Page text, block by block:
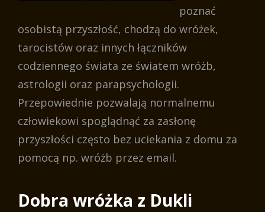
poznać
osobistą przyszłość, chodzą do wróżek,
tarocistów oraz innych łączników
codziennego świata ze światem wróżb,
astrologii oraz parapsychologii.
Przepowiednie pozwalają normalnemu
człowiekowi spoglądnąć za zasłonę
przyszłości często bez uciekania z domu za
pomocą np. wróżb przez email.
Dobra wróżka z Dukli